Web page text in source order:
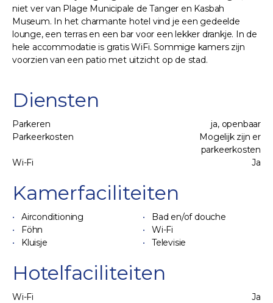
niet ver van Plage Municipale de Tanger en Kasbah
Museum. In het charmante hotel vind je een gedeelde
lounge, een terras en een bar voor een lekker drankje. In de
hele accommodatie is gratis WiFi. Sommige kamers zijn
voorzien van een patio met uitzicht op de stad.
Diensten
Parkeren
ja, openbaar
Parkeerkosten
Mogelijk zijn er
parkeerkosten
Wi-Fi
Ja
Kamerfaciliteiten
Airconditioning
Bad en/of douche
Föhn
Wi-Fi
Kluisje
Televisie
Hotelfaciliteiten
Wi-Fi
Ja